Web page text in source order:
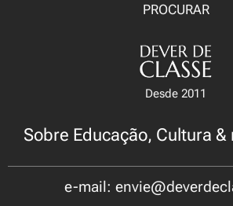
PROCURAR
Desde 2011
Sobre Educação, Cultura
e-mail: